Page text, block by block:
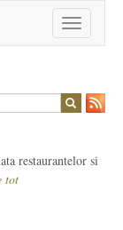
Toggle
navigation
restaurantelor si
tot